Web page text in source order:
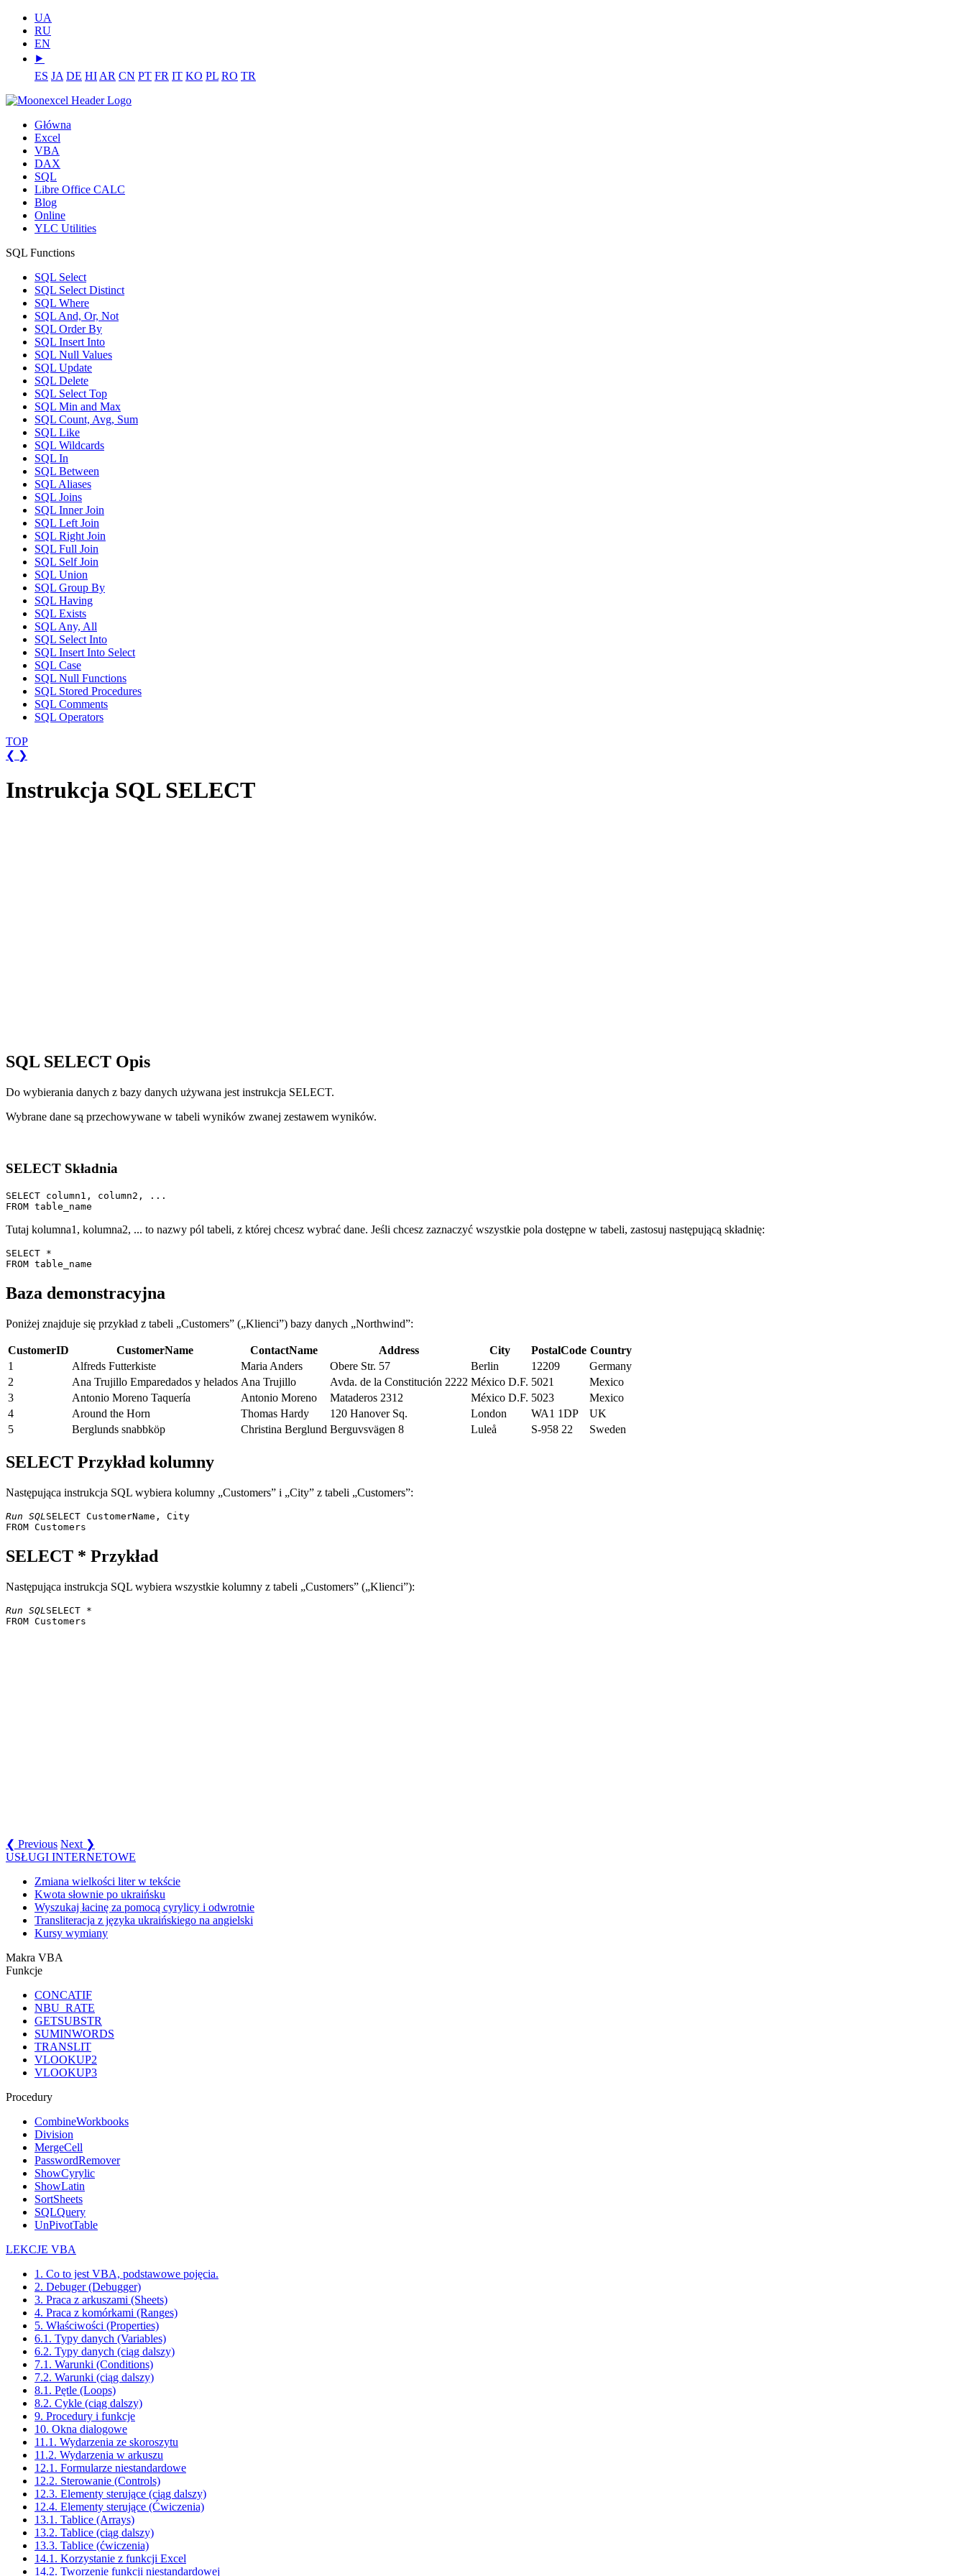
UA
RU
EN
⯈
ES JA DE HI AR CN PT FR IT KO PL RO TR
Główna
Excel
VBA
DAX
SQL
Libre Office CALC
Blog
Online
YLC Utilities
SQL Functions
SQL Select
SQL Select Distinct
SQL Where
SQL And, Or, Not
SQL Order By
SQL Insert Into
SQL Null Values
SQL Update
SQL Delete
SQL Select Top
SQL Min and Max
SQL Count, Avg, Sum
SQL Like
SQL Wildcards
SQL In
SQL Between
SQL Aliases
SQL Joins
SQL Inner Join
SQL Left Join
SQL Right Join
SQL Full Join
SQL Self Join
SQL Union
SQL Group By
SQL Having
SQL Exists
SQL Any, All
SQL Select Into
SQL Insert Into Select
SQL Case
SQL Null Functions
SQL Stored Procedures
SQL Comments
SQL Operators
TOP
❮ ❯
Instrukcja SQL SELECT
SQL SELECT Opis
Do wybierania danych z bazy danych używana jest instrukcja SELECT.
Wybrane dane są przechowywane w tabeli wyników zwanej zestawem wyników.
SELECT Składnia
SELECT column1, column2, ...
Tutaj kolumna1, kolumna2, ... to nazwy pól tabeli, z której chcesz wybrać dane. Jeśli chcesz zaznaczyć wszystkie pola dostępne w tabeli, zastosuj następującą składnię:
SELECT *
Baza demonstracyjna
Poniżej znajduje się przykład z tabeli „Customers” („Klienci”) bazy danych „Northwind”:
CustomerID CustomerName ContactName Address City PostalCode Country
1
Alfreds Futterkiste Maria Anders Obere Str. 57 Berlin 12209
Germany
2
Ana Trujillo Emparedados y helados Ana Trujillo Avda. de la Constitución 2222 México D.F. 5021
Mexico
3
Antonio Moreno Taquería Antonio Moreno Mataderos 2312 México D.F. 5023
Mexico
4
Around the Horn Thomas Hardy 120 Hanover Sq. London WA1 1DP
UK
5
Berglunds snabbköp Christina Berglund Berguvsvägen 8 Luleå S-958 22 Sweden
SELECT Przykład kolumny
Następująca instrukcja SQL wybiera kolumny „Customers” i „City” z tabeli „Customers”:
Run SQL SELECT CustomerName, City
SELECT * Przykład
Następująca instrukcja SQL wybiera wszystkie kolumny z tabeli „Customers” („Klienci”):
Run SQL SELECT *
❮ Previous Next ❯
USŁUGI INTERNETOWE
Zmiana wielkości liter w tekście
Kwota słownie po ukraińsku
Wyszukaj łacinę za pomocą cyrylicy i odwrotnie
Transliteracja z języka ukraińskiego na angielski
Kursy wymiany
Makra VBA
Funkcje
CONCATIF
NBU_RATE
GETSUBSTR
SUMINWORDS
TRANSLIT
VLOOKUP2
VLOOKUP3
Procedury
CombineWorkbooks
Division
MergeCell
PasswordRemover
ShowCyrylic
ShowLatin
SortSheets
SQLQuery
UnPivotTable
LEKCJE VBA
1. Co to jest VBA, podstawowe pojęcia.
2. Debuger (Debugger)
3. Praca z arkuszami (Sheets)
4. Praca z komórkami (Ranges)
5. Właściwości (Properties)
6.1. Typy danych (Variables)
6.2. Typy danych (ciąg dalszy)
7.1. Warunki (Conditions)
7.2. Warunki (ciąg dalszy)
8.1. Pętle (Loops)
8.2. Cykle (ciąg dalszy)
9. Procedury i funkcje
10. Okna dialogowe
11.1. Wydarzenia ze skoroszytu
11.2. Wydarzenia w arkuszu
12.1. Formularze niestandardowe
12.2. Sterowanie (Controls)
12.3. Elementy sterujące (ciąg dalszy)
12.4. Elementy sterujące (Ćwiczenia)
13.1. Tablice (Arrays)
13.2. Tablice (ciąg dalszy)
13.3. Tablice (ćwiczenia)
14.1. Korzystanie z funkcji Excel
14.2. Tworzenie funkcji niestandardowej